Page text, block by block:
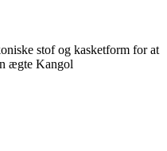
stof og kasketform for at
ægte Kangol